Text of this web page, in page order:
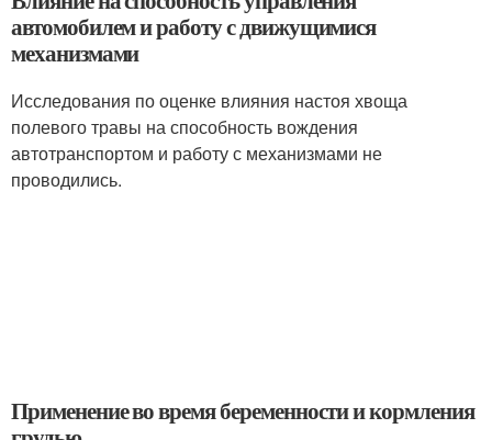
автомобилем и работу с движущимися
механизмами
Исследования по оценке влияния настоя хвоща
полевого травы на способность вождения
автотранспортом и работу с механизмами не
проводились.
Применение во время беременности и кормления